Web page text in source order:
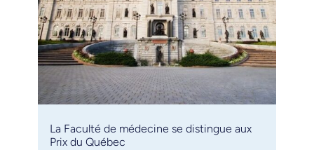
La Faculté de médecine se distingue aux
Prix du Québec